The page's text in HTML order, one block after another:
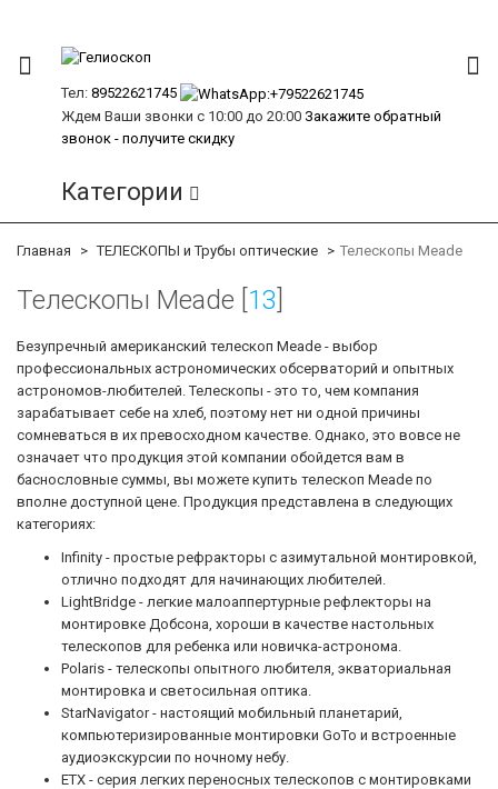
Тел: 89522621745
Ждем Ваши звонки с 10:00 до 20:00 Закажите обратный
звонок - получите скидку
Категории
Главная ТЕЛЕСКОПЫ и Трубы оптические Телескопы Meade
Телескопы Meade [13]
Безупречный американский телескоп Meade - выбор
профессиональных астрономических обсерваторий и опытных
астрономов-любителей. Телескопы - это то, чем компания
зарабатывает себе на хлеб, поэтому нет ни одной причины
сомневаться в их превосходном качестве. Однако, это вовсе не
означает что продукция этой компании обойдется вам в
баснословные суммы, вы можете купить телескоп Meade по
вполне доступной цене. Продукция представлена в следующих
категориях:
Infinity - простые рефракторы с азимутальной монтировкой,
отлично подходят для начинающих любителей.
LightBridge - легкие малоаппертурные рефлекторы на
монтировке Добсона, хороши в качестве настольных
телескопов для ребенка или новичка-астронома.
Polaris - телескопы опытного любителя, экваториальная
монтировка и светосильная оптика.
StarNavigator - настоящий мобильный планетарий,
компьютеризированные монтировки GoTo и встроенные
аудиоэкскурсии по ночному небу.
ETX - серия легких переносных телескопов с монтировками